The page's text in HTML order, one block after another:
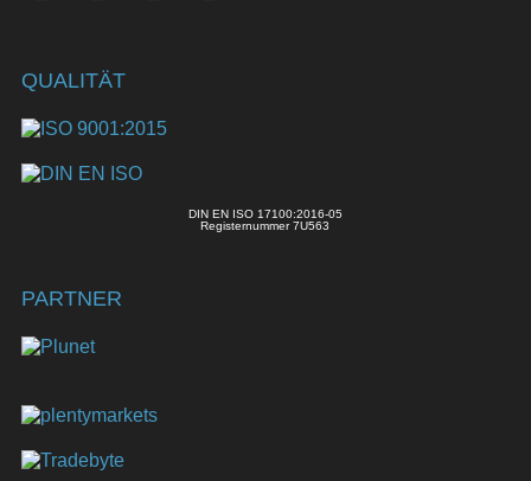
QUALITÄT
DIN EN ISO 17100:2016-05
Registernummer 7U563
PARTNER